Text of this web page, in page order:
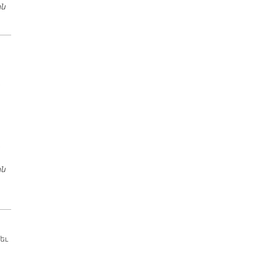
ԱՆԹԻԼԻԱՍԻ ՄԷՋ ՀԱՒԱՔ
ԿԱԹՈՂԻԿՈՍՆ ՈՒ ՔԱՂԱՔԱԿԱՆՈՒԹԻՒՆԸ